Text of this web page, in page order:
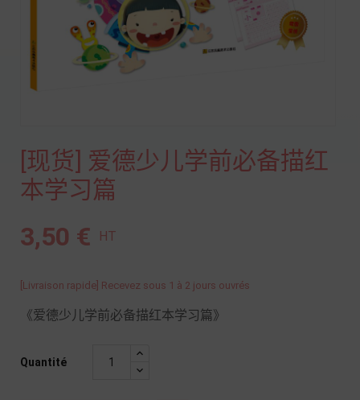
[现货] 爱德少儿学前必备描红
本学习篇
3,50 € HT
[Livraison rapide] Recevez sous 1 à 2 jours ouvrés
《爱德少儿学前必备描红本学习篇》
Quantité